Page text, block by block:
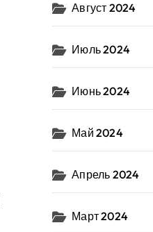
Август 2024
Июль 2024
Июнь 2024
Май 2024
Апрель 2024
Март 2024